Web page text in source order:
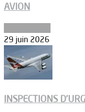
AVION
29 juin 2026
INSPECTIONS